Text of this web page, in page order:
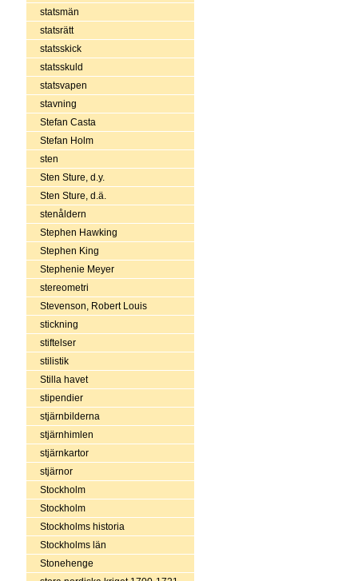
statsmän
statsrätt
statsskick
statsskuld
statsvapen
stavning
Stefan Casta
Stefan Holm
sten
Sten Sture, d.y.
Sten Sture, d.ä.
stenåldern
Stephen Hawking
Stephen King
Stephenie Meyer
stereometri
Stevenson, Robert Louis
stickning
stiftelser
stilistik
Stilla havet
stipendier
stjärnbilderna
stjärnhimlen
stjärnkartor
stjärnor
Stockholm
Stockholm
Stockholms historia
Stockholms län
Stonehenge